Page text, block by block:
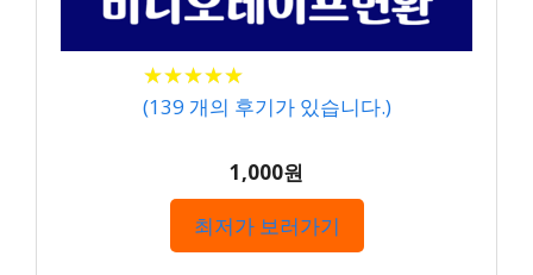
★★★★★
★★★★★
(139 개의 후기가 있습니다.)
1,000원
최저가 보러가기